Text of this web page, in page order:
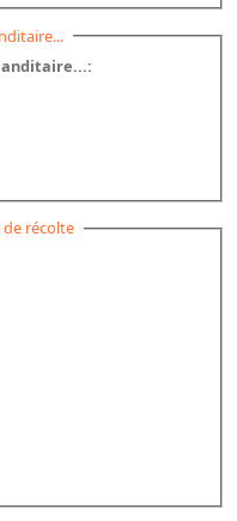
France
du XIVe siècle à nos jours
départements
de France
livre ouvert
récolte